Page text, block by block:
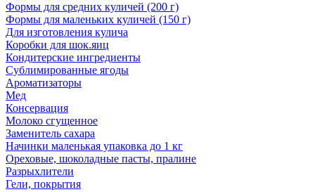
Формы для средних куличей (200 г)
Формы для маленьких куличей (150 г)
Для изготовления кулича
Коробки для шок.яиц
Кондитерские ингредиенты
Сублимированные ягоды
Ароматизаторы
Мед
Консервация
Молоко сгущенное
Заменитель сахара
Начинки маленькая упаковка до 1 кг
Ореховые, шоколадные пасты, пралине
Разрыхлители
Гели, покрытия